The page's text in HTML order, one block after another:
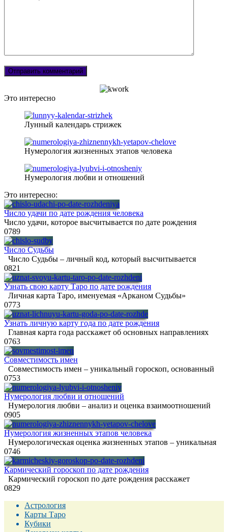
Это интересно
Лунный календарь стрижек
Нумерология жизненных этапов человека
Нумерология любви и отношений
Это интересно:
Число удачи по дате рождения человека
Число удачи, которое высчитывается по дате рождения
0789
Число Судьбы
Число Судьбы – личный код, который высчитывается
0821
Узнать свою карту Таро по дате рождения
Личная карта Таро, именуемая «Арканом Судьбы»
0773
Узнать личную карту года по дате рождения
Главная карта года расскажет об основных направлениях
0763
Совместимость имен
Совместимость имен – уникальный гороскоп, основанный
0753
Нумерология любви и отношений
Нумерология любви – анализ и оценка взаимоотношений
0905
Нумерология жизненных этапов человека
Нумерологическая оценка жизненных этапов – уникальная
0746
Кармический гороскоп по дате рождения
Кармический гороскоп по дате рождения расскажет
0829
Астрология
Карты Таро
Кубики